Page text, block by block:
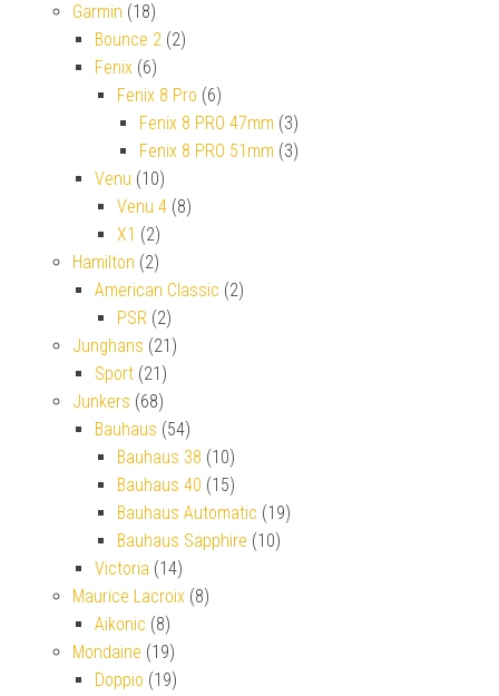
Garmin (18)
Bounce 2 (2)
Fenix (6)
Fenix 8 Pro (6)
Fenix 8 PRO 47mm (3)
Fenix 8 PRO 51mm (3)
Venu (10)
Venu 4 (8)
X1 (2)
Hamilton (2)
American Classic (2)
PSR (2)
Junghans (21)
Sport (21)
Junkers (68)
Bauhaus (54)
Bauhaus 38 (10)
Bauhaus 40 (15)
Bauhaus Automatic (19)
Bauhaus Sapphire (10)
Victoria (14)
Maurice Lacroix (8)
Aikonic (8)
Mondaine (19)
Doppio (19)